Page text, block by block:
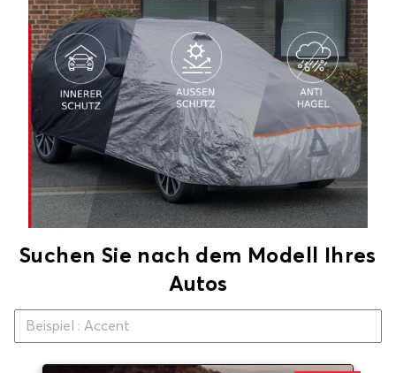
Suchen Sie nach dem Modell Ihres
Autos